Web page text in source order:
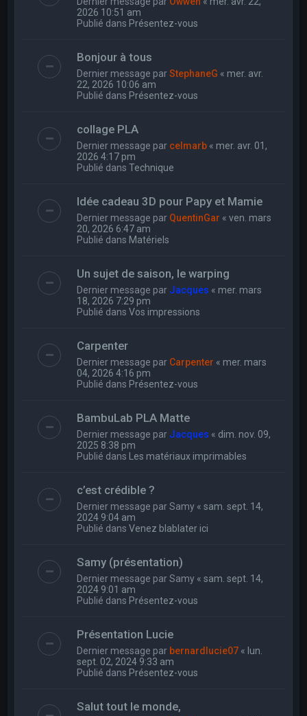
2026 10:51 am
Publié dans Présentez-vous
Bonjour à tous
Dernier message parStephaneG « mer. avr.
22, 2026 10:06 am
Publié dans Présentez-vous
collage PLA
Dernier message par celmarb « mer. avr. 01,
2026 4:17 pm
Publié dansTechnique
Idée cadeau 3D pour Papy et Mamie
Dernier message par QuentinGar «ven. mars
20, 2026 6:47 am
Publié dans Matériels
Un sujet de saison, le warping
Dernier message par Jacques « mer. mars
18, 2026 7:29 pm
Publié dansVos impressions
Carpenter
Dernier message par Carpenter « mer. mars
04, 2026 4:16 pm
Publié dans Présentez-vous
BambuLab PLA Matte
Dernier message par Jacques « dim. nov. 09,
2025 8:38 pm
Publié dans Les matériaux imprimables
c’est crédible ?
Dernier message parSamy «sam. sept. 14,
2024 9:04 am
Publié dansVenez blablater ici
Samy (présentation)
Dernier message parSamy «sam. sept. 14,
2024 9:01 am
Publié dans Présentez-vous
Présentation Lucie
Dernier message par bernardlucie07 « lun.
sept. 02, 2024 9:33 am
Publié dans Présentez-vous
Salut tout le monde,